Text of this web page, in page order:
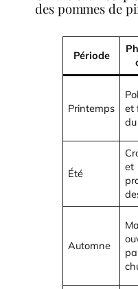
des pommes de
Période
Printemps
et
Été
et
Automne